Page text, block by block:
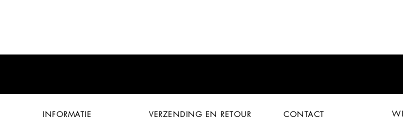
INFORMATIE
VERZENDING EN RETOUR
CONTACT